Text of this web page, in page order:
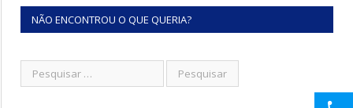
NÃO ENCONTROU O QUE QUERIA?